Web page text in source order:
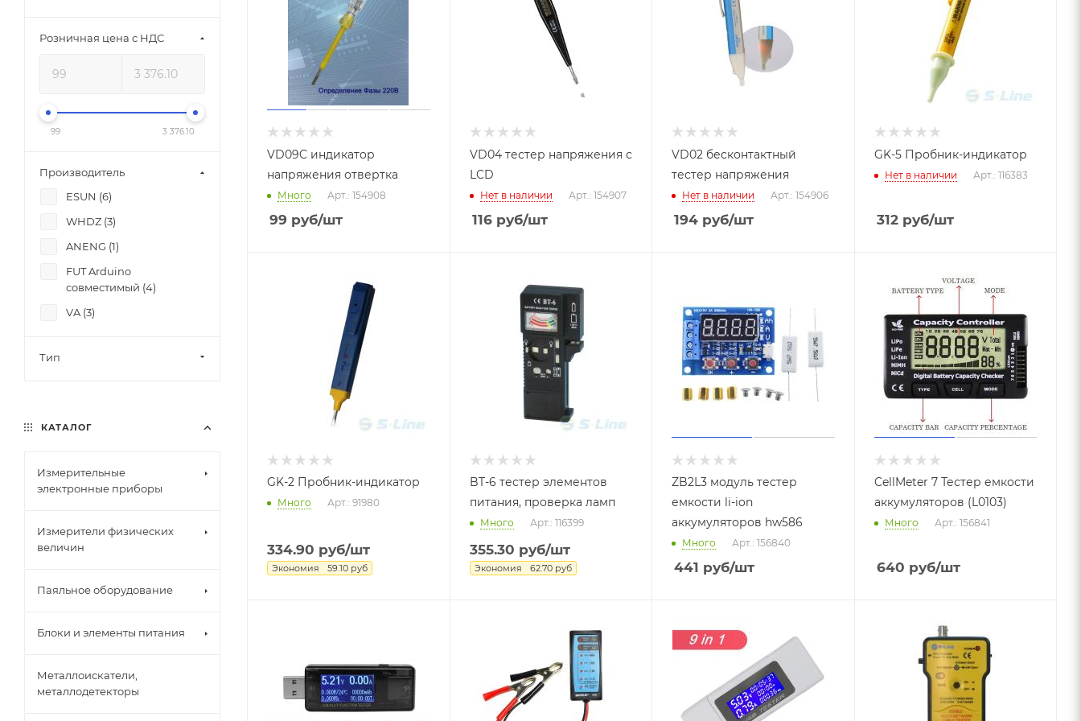
VD09C индикатор
напряжения отвертка
Много Арт.: 154908
99 руб/шт
VD04 тестер напряжения с
LCD
Нет в наличии Арт.: 154907
116руб/шт
VD02 бесконтактный
тестер напряжения
Нет в наличии Арт.: 154906
194 руб/шт
GK-5 Пробник-индикатор
Нет в наличии Арт.: 116383
312руб/шт
GK-2 Пробник-индикатор
Много Арт.: 91980
334.90 руб/шт
Экономия 59.10 руб
BT-6 тестер элементов
питания, проверка ламп
Много Арт.: 116399
355.30 руб/шт
Экономия 62.70руб
ZB2L3 модуль тестер
емкости li-ion
аккумуляторов hw586
Много Арт.: 156840
441 руб/шт
CellMeter 7 Тестер емкости
аккумуляторов (L0103)
Много Арт.: 156841
640 руб/шт
Розничная цена с НДС
99 3 376.10
Производитель
ESUN (6)
WHDZ (3)
ANENG (1)
FUT Arduino
совместимый (4)
VA (3)
Тип
КАТАЛОГ
Измерительные
электронные приборы
Измерители физических
величин
Паяльное оборудование
Блоки и элементы питания
Металлоискатели,
металлодетекторы